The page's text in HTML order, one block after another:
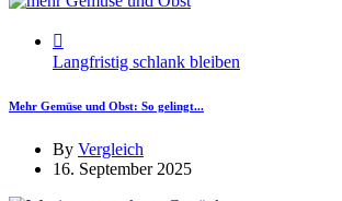
Langfristig schlank bleiben
Mehr Gemüse und Obst: So gelingt...
By Vergleich
16. September 2025